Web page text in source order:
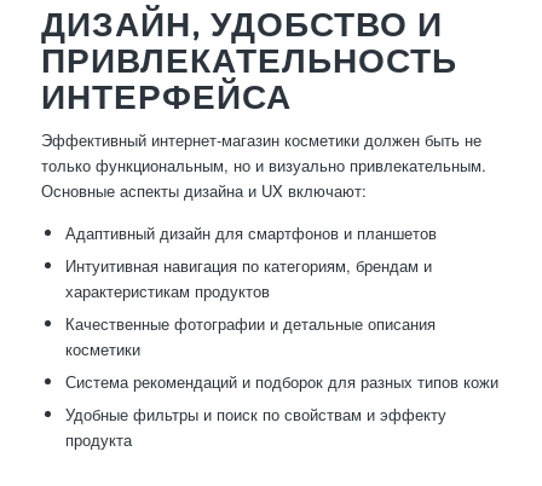
ДИЗАЙН, УДОБСТВО И
ПРИВЛЕКАТЕЛЬНОСТЬ
ИНТЕРФЕЙСА
Эффективный интернет-магазин косметики должен быть не
только функциональным, но и визуально привлекательным.
Основные аспекты дизайна и UX включают:
Адаптивный дизайн для смартфонов и планшетов
Интуитивная навигация по категориям, брендам и
характеристикам продуктов
Качественные фотографии и детальные описания
косметики
Система рекомендаций и подборок для разных типов кожи
Удобные фильтры и поиск по свойствам и эффекту
продукта